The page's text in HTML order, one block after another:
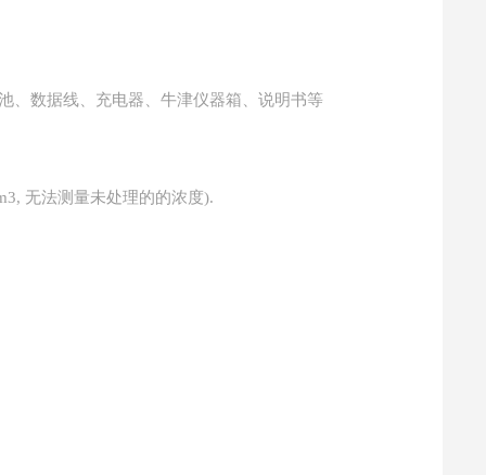
、数据线、充电器、牛津仪器箱、说明书等
无法测量未处理的的浓度).